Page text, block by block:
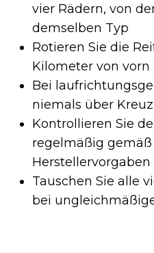
vier Rädern, von
demselben Typ
Rotieren Sie die
Kilometer von
Bei
niemals über
Kontrollieren Sie
regelmäßig gemäß
Herstellervorgaben
Tauschen Sie alle
bei